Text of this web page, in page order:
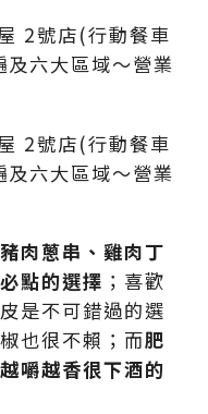
肉蔥串、雞肉丁
點的選擇 ；喜歡
是不可錯過的選
也很不賴；而肥
嚼越香很下酒的